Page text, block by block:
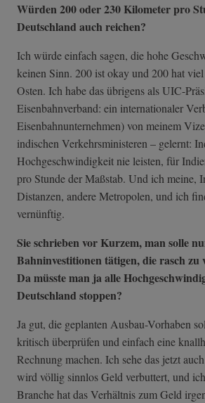
Würden 200 oder 230 Kilometer pro
Deutschland auch reichen?
Ich würde einfach sagen, die hohe
keinen Sinn. 200 ist okay und 200 hat
Osten. Ich habe das übrigens als UIC-
Eisenbahnverband: ein internationaler
Eisenbahnunternehmen) von meinem
indischen Verkehrsministeren – gelernt:
Hochgeschwindigkeit nie leisten, für
pro Stunde der Maßstab. Und ich meine,
Distanzen, andere Metropolen, und ich
vernünftig.
Sie schrieben vor Kurzem, man solle
Bahninvestitionen tätigen, die rasch
Da müsste man ja alle
Deutschland stoppen?
Ja gut, die geplanten Ausbau-Vorhaben
kritisch überprüfen und einfach eine
Rechnung machen. Ich sehe das jetzt
wird völlig sinnlos Geld verbuttert, und
Branche hat das Verhältnis zum Geld